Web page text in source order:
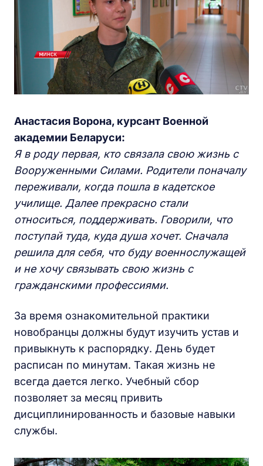
Анастасия Ворона, курсант Военной
академии Беларуси:
Я в роду первая, кто связала свою жизнь с
Вооруженными Силами. Родители поначалу
переживали, когда пошла в кадетское
училище. Далее прекрасно стали
относиться, поддерживать. Говорили, что
поступай туда, куда душа хочет. Сначала
решила для себя, что буду военнослужащей
и не хочу связывать свою жизнь с
гражданскими профессиями.
За время ознакомительной практики
новобранцы должны будут изучить устав и
привыкнуть к распорядку. День будет
расписан по минутам. Такая жизнь не
всегда дается легко. Учебный сбор
позволяет за месяц привить
дисциплинированность и базовые навыки
службы.